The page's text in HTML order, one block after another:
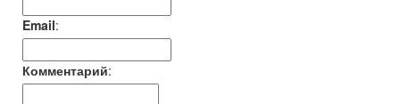
Email:
Комментарий: